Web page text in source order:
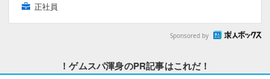
正社員
Sponsored by
！ゲムスパ渾身のPR記事はこれだ！